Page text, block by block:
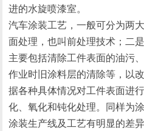
进的水旋喷漆室。
汽车涂装工艺，一般可分为两
面处理，也叫前处理技术；二
主要包括清除工件表面的油污
作业时旧涂料层的清除等，以
据各种具体情况对工件表面进
化、氧化和钝化处理。同样为
涂装生产线及工艺有明显的差